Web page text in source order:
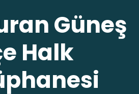
Güneş
Halk